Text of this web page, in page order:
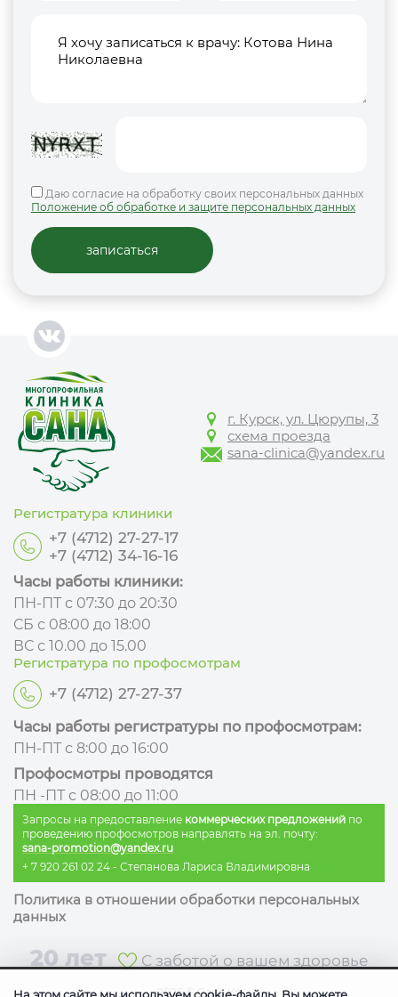
Даю согласие на обработку своих персональных данных
Положение об обработке и защите персональных данных
г. Курск, ул. Цюрупы, 3
схема проезда
sana-clinica@yandex.ru
Регистратура клиники
+7 (4712) 27-27-17
+7 (4712) 34-16-16
Регистратура по профосмотрам
+7 (4712) 27-27-37
Запросы на предоставление коммерческих предложений по
проведению профосмотров направлять на эл. почту:
sana-promotion@yandex.ru
+ 7 920 261 02 24 - Степанова Лариса Владимировна
Часы работы клиники:
ПН-ПТ с 07:30 до 20:30
СБ с 08:00 до 18:00
ВС с 10.00 до 15.00
Часы работы регистратуры по профосмотрам:
ПН-ПТ с 8:00 до 16:00
Профосмотры проводятся
ПН -ПТ с 08:00 до 11:00
Политика в отношении обработки персональных
данных
20 лет С заботой о вашем здоровье
2026©Сана Ко